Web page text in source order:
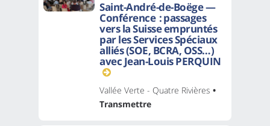
Saint-André-de-Boëge —
Conférence : passages
vers la Suisse empruntés
par les Services Spéciaux
alliés (SOE, BCRA, OSS…)
avec Jean-Louis PERQUIN
Vallée Verte - Quatre Rivières •
Transmettre